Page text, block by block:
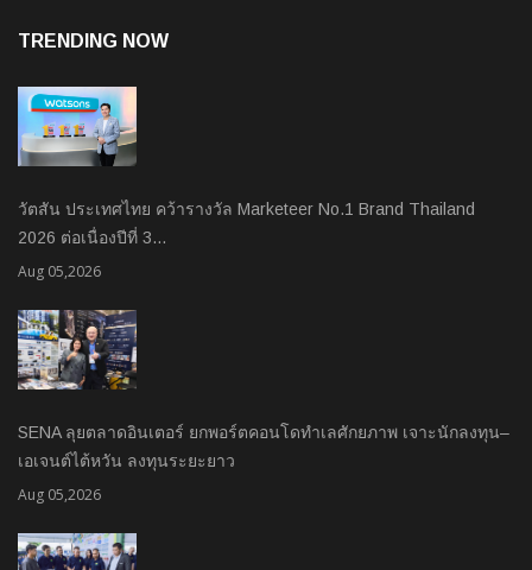
TRENDING NOW
วัตสัน ประเทศไทย คว้ารางวัล Marketeer No.1 Brand Thailand
2026 ต่อเนื่องปีที่ 3…
Aug 05,2026
SENA ลุยตลาดอินเตอร์ ยกพอร์ตคอนโดทำเลศักยภาพ เจาะนักลงทุน–
เอเจนต์ไต้หวัน ลงทุนระยะยาว
Aug 05,2026